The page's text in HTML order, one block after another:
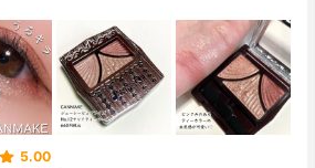
5.00